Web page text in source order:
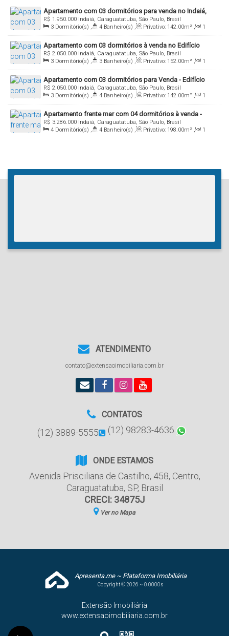
Apartamento com 03 dormitórios para venda no Indaiá,
Caraguatatuba/SP
R$ 1.950.000 Indaiá, Caraguatatuba, São Paulo, Brasil
3 Dormitório(s) , 4 Banheiro(s) , Privativo: 142.00m² ,
1
Sala(s) , 1 Suíte(s) , Total: 142.00m² , 2 Vaga(s) ,
Útil:
142.00m² , Terreno: 1500.00m²
Apartamento com 03 dormitórios à venda no Edifício
Eurus, Indaiá, Caraguatatuba/SP
R$ 2.050.000 Indaiá, Caraguatatuba, São Paulo, Brasil
3 Dormitório(s) , 3 Banheiro(s) , Privativo: 152.00m² ,
1
Sala(s) , 1 Suíte(s) , Total: 152.00m² , 2 Vaga(s) ,
Útil:
152.00m² , Terreno: 1500.00m²
Apartamento com 03 dormitórios para Venda - Edifício
Varandas do Indaiá, Caraguatatuba/SP
R$ 2.050.000 Indaiá, Caraguatatuba, São Paulo, Brasil
3 Dormitório(s) , 4 Banheiro(s) , Privativo: 142.00m² ,
1
Sala(s) , 1 Suíte(s) , Total: 142.00~ 1420.00m² , 2 Vaga(s) ,
Útil: 142.00m² , Terreno: 142.00m²
Apartamento frente mar com 04 dormitórios à venda -
Residencial Acrópole, Indaiá, Caraguatatuba/SP
R$ 3.286.000 Indaiá, Caraguatatuba, São Paulo, Brasil
4 Dormitório(s) , 4 Banheiro(s) , Privativo: 198.00m² ,
1
ATENDIMENTO
contato@extensaoimobiliaria.com.br
CONTATOS
(12) 3889-5555 (12) 98283-4636
ONDE ESTAMOS
Avenida Prisciliana de Castilho, 458, Centro,
Caraguatatuba, SP, Brasil
CRECI: 34875J
Ver no Mapa
Apresenta.me ~ Plataforma Imobiliária
Copyright © 2026 ~ 0.0000s
Extensão Imobiliária
www.extensaoimobiliaria.com.br